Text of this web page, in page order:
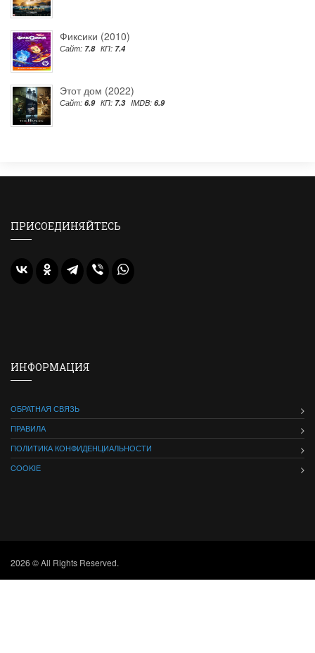
Фиксики (2010)
Сайт: 7.8 КП: 7.4
Этот дом (2022)
Сайт: 6.9 КП: 7.3 IMDB: 6.9
ПРИСОЕДИНЯЙТЕСЬ
ИНФОРМАЦИЯ
ОБРАТНАЯ СВЯЗЬ
ПРАВИЛА
ПОЛИТИКА КОНФИДЕНЦИАЛЬНОСТИ
COOKIE
2026 © All Rights Reserved.